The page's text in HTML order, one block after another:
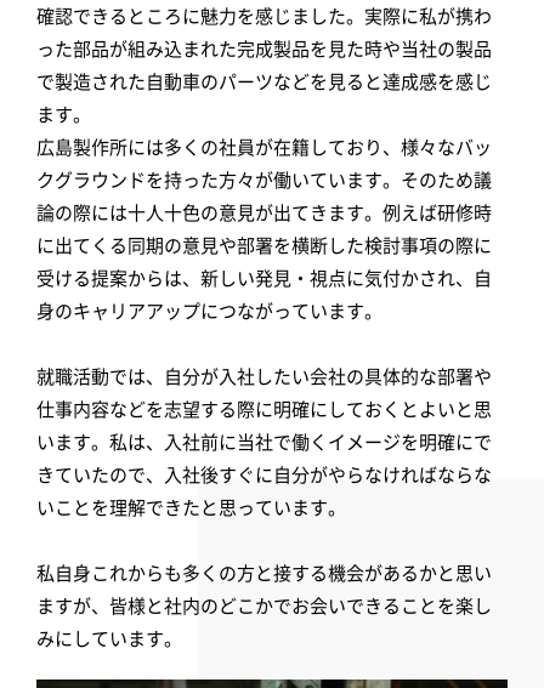
確認できるところに魅力を感じました。実際に私が携わ
った部品が組み込まれた完成製品を見た時や当社の製品
で製造された自動車のパーツなどを見ると達成感を感じ
ます。
広島製作所には多くの社員が在籍しており、様々なバッ
クグラウンドを持った方々が働いています。そのため議
論の際には十人十色の意見が出てきます。例えば研修時
に出てくる同期の意見や部署を横断した検討事項の際に
受ける提案からは、新しい発見・視点に気付かされ、自
身のキャリアアップにつながっています。
就職活動では、自分が入社したい会社の具体的な部署や
仕事内容などを志望する際に明確にしておくとよいと思
います。私は、入社前に当社で働くイメージを明確にで
きていたので、入社後すぐに自分がやらなければならな
いことを理解できたと思っています。
私自身これからも多くの方と接する機会があるかと思い
ますが、皆様と社内のどこかでお会いできることを楽し
みにしています。